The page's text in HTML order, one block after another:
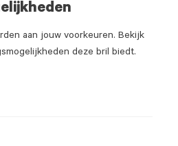
aan jouw voorkeuren. Bekijk
deze bril biedt.